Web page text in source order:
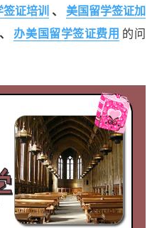
证培训 、
美国留学签证加
、 办美国留学签证费用 的问